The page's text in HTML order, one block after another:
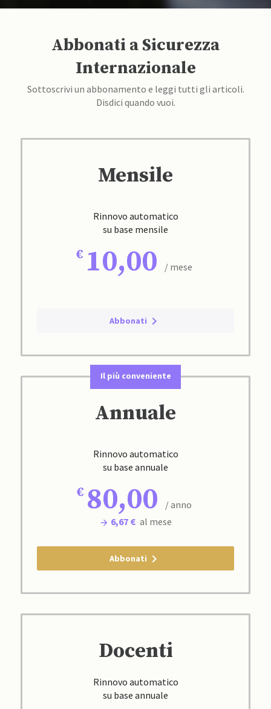
Abbonati a Sicurezza
Internazionale
Sottoscrivi un abbonamento e leggi tutti gli articoli.
Disdici quando vuoi.
Mensile
Rinnovo automatico
su base mensile
10,00 / mese
Abbonati
Il più conveniente
Annuale
Rinnovo automatico
su base annuale
80,00
/ anno
6,67 € al mese
Abbonati
Docenti
Rinnovo automatico
su base annuale